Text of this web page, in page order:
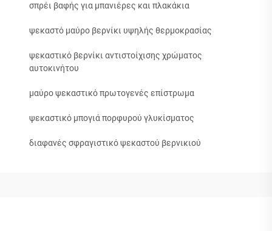
σπρέι βαφής για μπανιέρες και πλακάκια
ψεκαστό μαύρο βερνίκι υψηλής θερμοκρασίας
ψεκαστικό βερνίκι αντιστοίχισης χρώματος
αυτοκινήτου
μαύρο ψεκαστικό πρωτογενές επίστρωμα
ψεκαστικό μπογιά πορφυρού γλυκίσματος
διαφανές σφραγιστικό ψεκαστού βερνικιού